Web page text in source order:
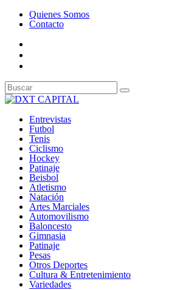
Quienes Somos
Contacto
Entrevistas
Futbol
Tenis
Ciclismo
Hockey
Patinaje
Beisbol
Atletismo
Natación
Artes Marciales
Automovilismo
Baloncesto
Gimnasia
Patinaje
Pesas
Otros Deportes
Cultura & Entretenimiento
Variedades